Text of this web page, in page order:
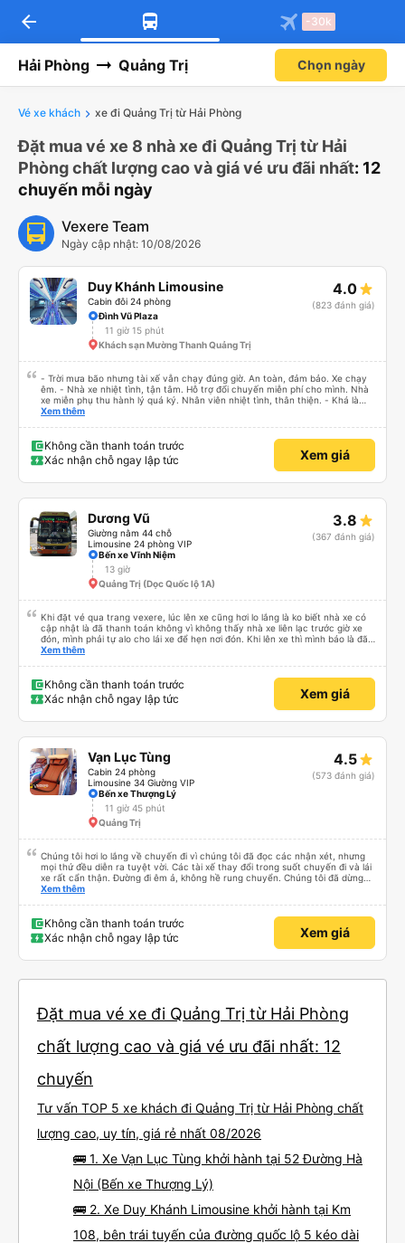
arrow_back -30k
Hải Phòng Quảng Trị Chọn ngày
Vé xe khách xe đi Quảng Trị từ Hải Phòng
Đặt mua vé xe 8 nhà xe đi Quảng Trị từ Hải
Phòng chất lượng cao và giá vé ưu đãi nhất: 12
chuyến mỗi ngày
Vexere Team
Ngày cập nhật: 10/08/2026
Duy Khánh Limousine
Cabin đôi 24 phòng
4.0
(823 đánh giá)
Đình Vũ Plaza
11 giờ 15 phút
Khách sạn Mường Thanh Quảng Trị
- Trời mưa bão nhưng tài xế vẫn chạy đúng giờ. An toàn, đảm bảo. Xe chạy
êm. - Nhà xe nhiệt tình, tận tâm. Hỗ trợ đổi chuyến miễn phí cho mình. Nhà
xe miễn phụ thu hành lý quá ký. Nhân viên nhiệt tình, thân thiện. - Khá là
thích tài xế. Lái xe an toàn. Chu đáo, thân thiện, nhiệt tình. - Xe ngồi thoải
Xem thêm
Không cần thanh toán trước
Xác nhận chỗ ngay lập tức
Xem giá
Dương Vũ
Giường nằm 44 chỗ
Limousine 24 phòng VIP
3.8
(367 đánh giá)
Bến xe Vĩnh Niệm
13 giờ
Quảng Trị (Dọc Quốc lộ 1A)
Khi đặt vé qua trang vexere, lúc lên xe cũng hơi lo lắng là ko biết nhà xe có
cập nhật là đã thanh toán không vì không thấy nhà xe liên lạc trước giờ xe
đón, mình phải tự alo cho lái xe để hẹn nơi đón. Khi lên xe thì mình báo là đã
mua qua trang vexere thì lúc đó nhà xe mới kiểm tra và OK. Như vậy, nếu
Xem thêm
Không cần thanh toán trước
Xác nhận chỗ ngay lập tức
Xem giá
Vạn Lục Tùng
Cabin 24 phòng
Limousine 34 Giường VIP
4.5
(573 đánh giá)
Bến xe Thượng Lý
11 giờ 45 phút
Quảng Trị
Chúng tôi hơi lo lắng về chuyến đi vì chúng tôi đã đọc các nhận xét, nhưng
mọi thứ đều diễn ra tuyệt vời. Các tài xế thay đổi trong suốt chuyến đi và lái
xe rất cẩn thận. Đường đi êm ả, không hề rung chuyển. Chúng tôi đã dừng
đủ số lần để đi vệ sinh và dừng lại để ăn tối. Nhìn chung, ghế ngồi có thể hơi
Xem thêm
Không cần thanh toán trước
Xác nhận chỗ ngay lập tức
Xem giá
Đặt mua vé xe đi Quảng Trị từ Hải Phòng
chất lượng cao và giá vé ưu đãi nhất: 12
chuyến
Tư vấn TOP 5 xe khách đi Quảng Trị từ Hải Phòng chất
lượng cao, uy tín, giá rẻ nhất 08/2026
🚌 1. Xe Vạn Lục Tùng khởi hành tại 52 Đường Hà
Nội (Bến xe Thượng Lý)
🚌 2. Xe Duy Khánh Limousine khởi hành tại Km
108, bên trái tuyến của đường quốc lộ 5 kéo dài